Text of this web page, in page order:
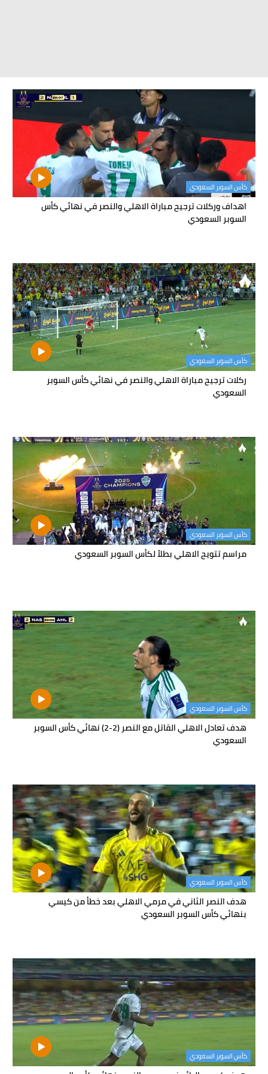
كأس السوبر السعودي
اهداف وركلات ترجيح مباراة الاهلي والنصر في نهائي كأس
السوبر السعودي
كأس السوبر السعودي
ركلات ترجيح مباراة الاهلي والنصر في نهائي كأس السوبر
السعودي
كأس السوبر السعودي
مراسم تتويح الاهلي بطلاً لكأس السوبر السعودي
كأس السوبر السعودي
هدف تعادل الاهلي القاتل مع النصر (2-2) نهائي كأس السوبر
السعودي
كأس السوبر السعودي
هدف النصر الثاني في مرمي الاهلي بعد خطأ من كيسي
بنهائي كأس السوبر السعودي
كأس السوبر السعودي